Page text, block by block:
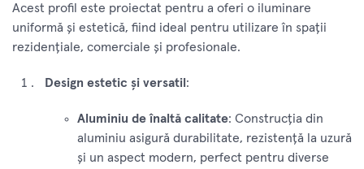
Acest profil este proiectat pentru a oferi o iluminare
uniformă și estetică, fiind ideal pentru utilizare în spații
rezidențiale, comerciale și profesionale.
Design estetic și versatil :
Aluminiu de înaltă calitate: Construcția din
aluminiu asigură durabilitate, rezistență la uzură
și un aspect modern, perfect pentru diverse